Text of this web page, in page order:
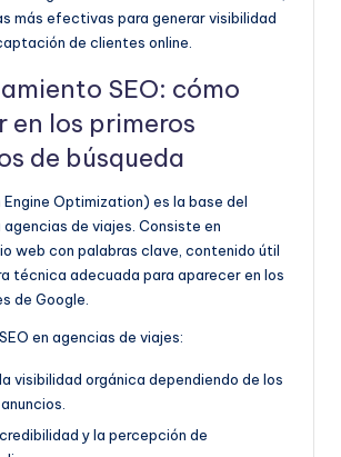
más efectivas para generar visibilidad
de clientes online.
SEO: cómo
en los primeros
de búsqueda
Engine Optimization) es la base del
de viajes. Consiste en
web con palabras clave, contenido útil
técnica adecuada para aparecer en los
de Google.
en agencias de viajes:
visibilidad orgánica dependiendo de los
y la percepción de